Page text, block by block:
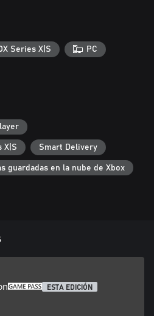
incursiones fuera del agua
Series X|S PC
X|S Smart Delivery
guardadas en la nube de Xbox
ESTA EDICIÓN